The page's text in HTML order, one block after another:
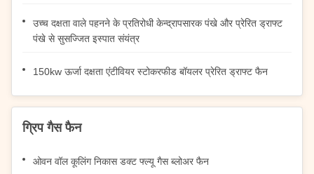
उच्च दक्षता वाले पहनने के प्रतिरोधी केन्द्रापसारक पंखे और प्रेरित ड्राफ्ट
पंखे से सुसज्जित इस्पात संयंत्र
150kw ऊर्जा दक्षता एंटीवियर स्टोकरफीड बॉयलर प्रेरित ड्राफ्ट फैन
ग्रिप गैस फैन
ओवन वॉल कूलिंग निकास डक्ट फ्ल्यू गैस ब्लोअर फैन